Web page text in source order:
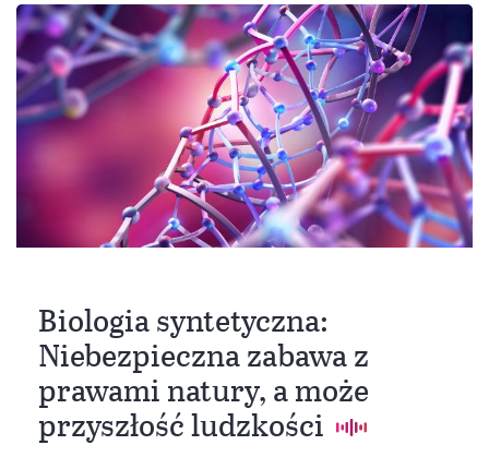
Biologia syntetyczna:
Niebezpieczna zabawa z
prawami natury, a może
przyszłość ludzkości